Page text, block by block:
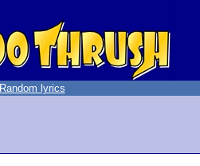
Random lyrics